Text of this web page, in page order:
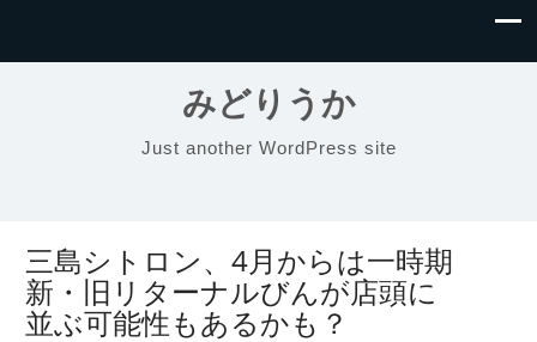
みどりうか
Just another WordPress site
三島シトロン、4月からは一時期
新・旧リターナルびんが店頭に
並ぶ可能性もあるかも？